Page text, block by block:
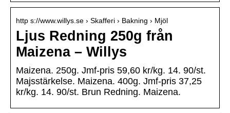
http s://www.willys.se › Skafferi › Bakning › Mjöl
Ljus Redning 250g från
Maizena – Willys
Maizena. 250g. Jmf-pris 59,60 kr/kg. 14. 90/st.
Majsstärkelse. Maizena. 400g. Jmf-pris 37,25
kr/kg. 14. 90/st. Brun Redning. Maizena.